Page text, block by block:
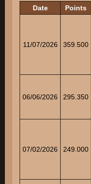
Date Points
11/07/2026 359.500
06/06/2026 295.350
07/02/2026 249.000